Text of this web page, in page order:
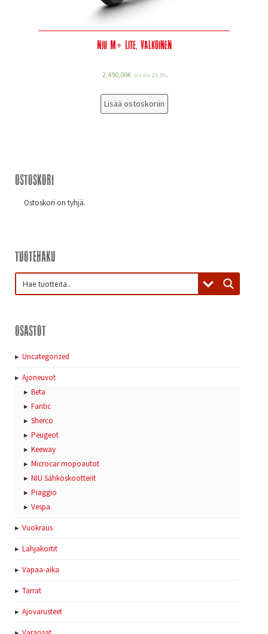
Niu M+ Lite, valkoinen
2,490,00€ sis alv 25.5%
Lisää ostoskoriin
Ostoskori
Ostoskori on tyhjä.
Tuotehaku
Osastot
Uncategorized
Ajoneuvot
Beta
Fantic
Sherco
Peugeot
Keeway
Microcar mopoautot
NIU Sähköskootterit
Piaggio
Vespa
Vuokraus
Lahjakortit
Vapaa-aika
Tarrat
Ajovarusteet